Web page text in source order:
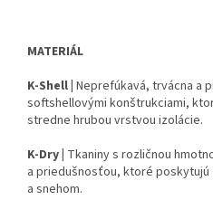
MATERIÁL
K-Shell | Neprefúkavá, trvácna a
softshellovými konštrukciami,
stredne hrubou vrstvou izolácie.
K-Dry | Tkaniny s rozličnou
a priedušnosťou, ktoré
a snehom.